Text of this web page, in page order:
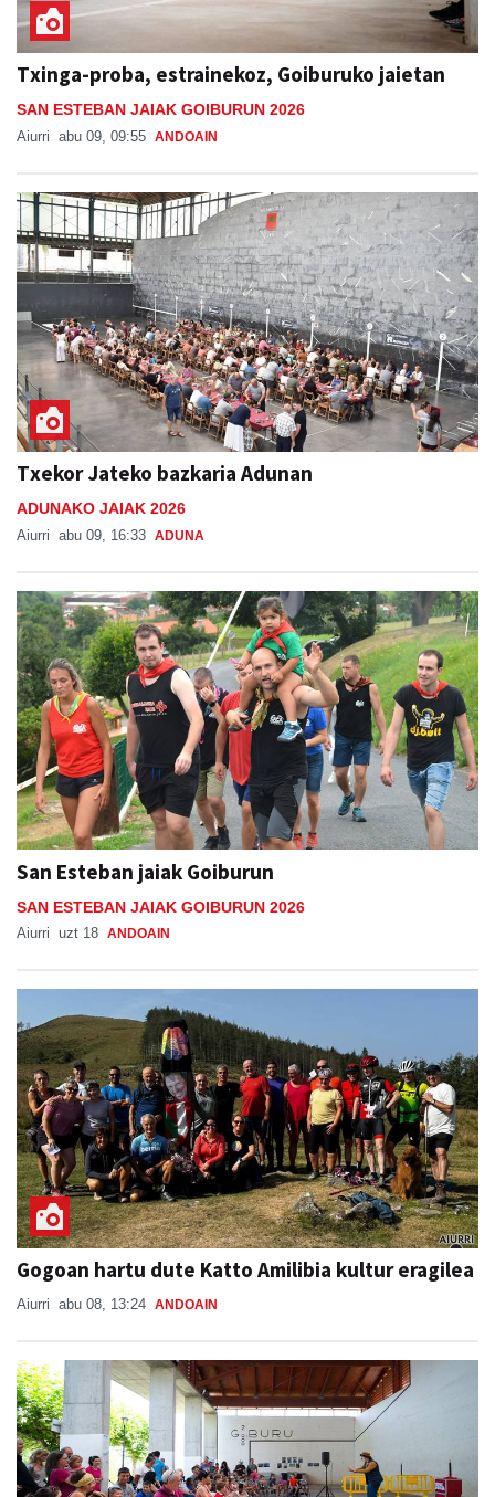
Txinga-proba, estrainekoz, Goiburuko jaietan
SAN ESTEBAN JAIAK GOIBURUN 2026
Aiurri abu 09, 09:55 ANDOAIN
Txekor Jateko bazkaria Adunan
ADUNAKO JAIAK 2026
Aiurri abu 09, 16:33 ADUNA
San Esteban jaiak Goiburun
SAN ESTEBAN JAIAK GOIBURUN 2026
Aiurri uzt 18 ANDOAIN
Gogoan hartu dute Katto Amilibia kultur eragilea
Aiurri abu 08, 13:24 ANDOAIN